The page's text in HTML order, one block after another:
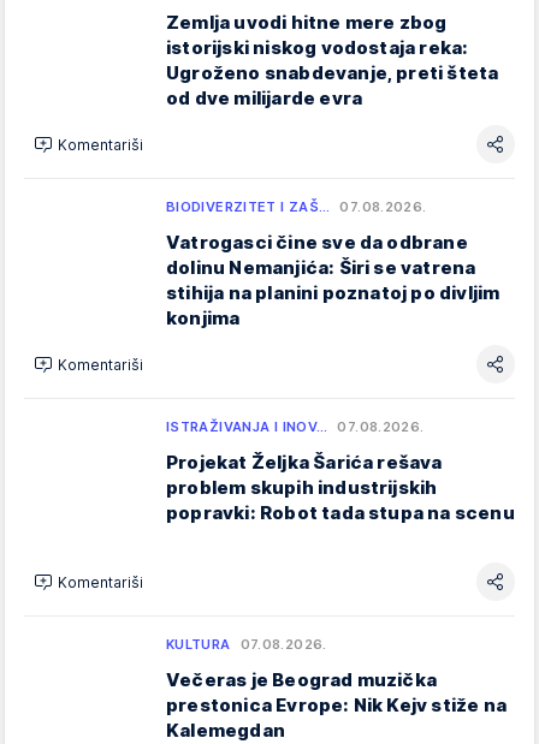
Zemlja uvodi hitne mere zbog
istorijski niskog vodostaja reka:
Ugroženo snabdevanje, preti šteta
od dve milijarde evra
Komentariši
BIODIVERZITET I ZAŠ… 07.08.2026.
Vatrogasci čine sve da odbrane
dolinu Nemanjića: Širi se vatrena
stihija na planini poznatoj po divljim
konjima
Komentariši
ISTRAŽIVANJA I INOV… 07.08.2026.
Projekat Željka Šarića rešava
problem skupih industrijskih
popravki: Robot tada stupa na scenu
Komentariši
KULTURA 07.08.2026.
Večeras je Beograd muzička
prestonica Evrope: Nik Kejv stiže na
Kalemegdan